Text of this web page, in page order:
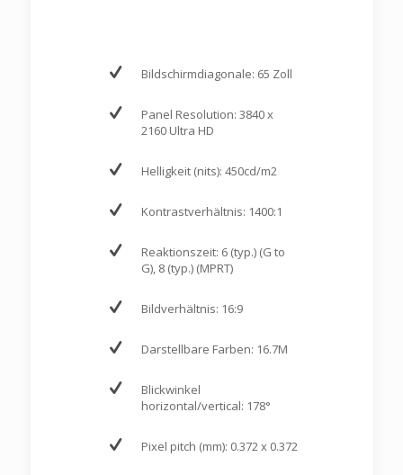
Bildschirmdiagonale: 65 Zoll
Panel Resolution: 3840 x
2160 Ultra HD
Helligkeit (nits): 450cd/m2
Kontrastverhältnis: 1400:1
Reaktionszeit: 6 (typ.) (G to
G), 8 (typ.) (MPRT)
Bildverhältnis: 16:9
Darstellbare Farben: 16.7M
Blickwinkel
horizontal/vertical: 178°
Pixel pitch (mm): 0.372 x 0.372